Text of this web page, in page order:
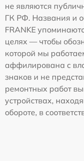
не являются
ГК РФ. Названия и
FRANKE
целях — чтобы
которой мы
аффилирована с
знаков и не
ремонтных работ
устройствах,
обороте, в